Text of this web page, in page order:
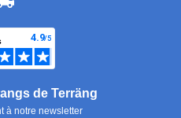
de Terräng
à notre newsletter